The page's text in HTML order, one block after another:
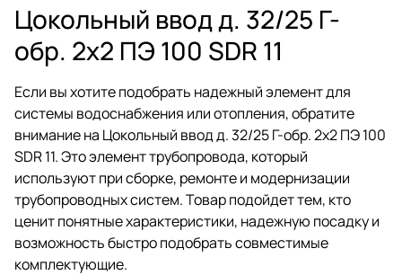
Цокольный ввод д. 32/25 Г-
обр. 2х2 ПЭ 100 SDR 11
Если вы хотите подобрать надежный элемент для
системы водоснабжения или отопления, обратите
внимание на Цокольный ввод д. 32/25 Г-обр. 2х2 ПЭ 100
SDR 11. Это элемент трубопровода, который
используют при сборке, ремонте и модернизации
трубопроводных систем. Товар подойдет тем, кто
ценит понятные характеристики, надежную посадку и
возможность быстро подобрать совместимые
комплектующие.